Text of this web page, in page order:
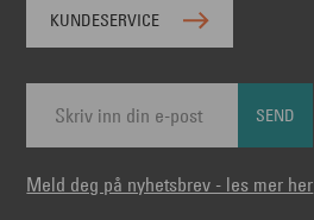
KUNDESERVICE
SEND
Meld deg på nyhetsbrev - les mer her